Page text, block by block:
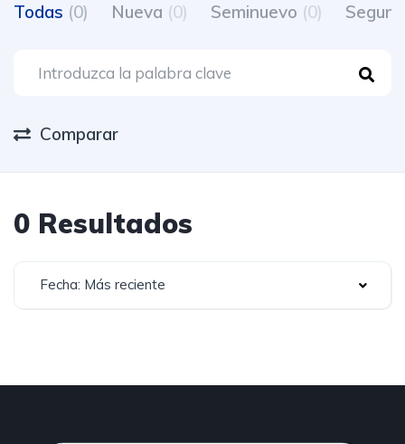
Todas (0) Nueva (0) Seminuevo (0)
Comparar
0 Resultados
Fecha: Más reciente